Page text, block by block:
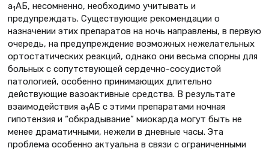
a1АБ, несомненно, необходимо учитывать и
предупреждать. Существующие рекомендации о
назначении этих препаратов на ночь направлены, в первую
очередь, на предупреждение возможных нежелательных
ортостатических реакций, однако они весьма спорны для
больных с сопутствующей сердечно-сосудистой
патологией, особенно принимающих длительно
действующие вазоактивные средства. В результате
взаимодействия a1АБ с этими препаратами ночная
гипотензия и “обкрадывание” миокарда могут быть не
менее драматичными, нежели в дневные часы. Эта
проблема особенно актуальна в связи с ограниченными